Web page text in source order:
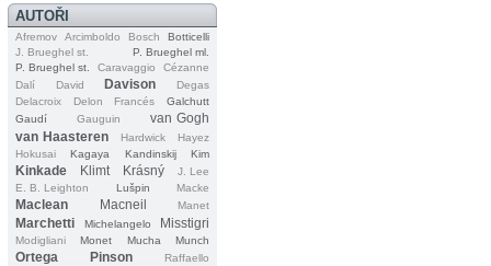
AUTOŘI
Afremov Arcimboldo Bosch
Botticelli
J. Brueghel st.
P. Brueghel ml.
P. Brueghel st.
Caravaggio
Cézanne
Dalí
David Davison
Degas
Delacroix
Delon Francés
Galchutt
Gaudí
Gauguin
van Gogh
van Haasteren
Hardwick
Hayez
Hokusai
Kagaya Kandinskij Kim
Kinkade Klimt Krásný
J. Lee
E. B. Leighton
Lušpin Macke
Maclean Macneil Manet
Marchetti Michelangelo Misstigri
Modigliani Monet Mucha Munch
Ortega Pinson
Raffaello